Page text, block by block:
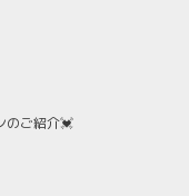
のご紹介💓